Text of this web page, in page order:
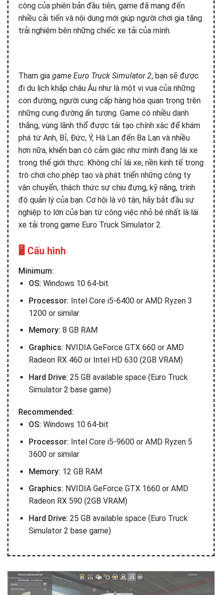
công của phiên bản đầu tiên, game đã mang đến
nhiều cải tiến và nội dung mới giúp người chơi gia tăng
trải nghiệm bên những chiếc xe tải của mình.
Tham gia game Euro Truck Simulator 2, bạn sẽ được
đi du lịch khắp châu Âu như là một vị vua của những
con đường, người cung cấp hàng hóa quan trọng trên
những cung đường ấn tượng. Game có nhiều danh
thắng, vùng lãnh thổ được tái tạo chính xác để khám
phá từ Anh, Bỉ, Đức, Ý, Hà Lan đến Ba Lan và nhiều
hơn nữa, khiến bạn có cảm giác như mình đang lái xe
trong thế giới thực. Không chỉ lái xe, nền kinh tế trong
trò chơi cho phép tạo và phát triển những công ty
vận chuyển, thách thức sự chịu đựng, kỹ năng, trình
độ quản lý của bạn. Cơ hội là vô tận, hãy bắt đầu sự
nghiệp to lớn của bạn từ công việc nhỏ bé nhất là lái
xe tải trong game Euro Truck Simulator 2.
🖥️ Cấu hình
Minimum:
OS: Windows 10 64-bit
Processor: Intel Core i5-6400 or AMD Ryzen 3
1200 or similar
Memory: 8 GB RAM
Graphics: NVIDIA GeForce GTX 660 or AMD
Radeon RX 460 or Intel HD 630 (2GB VRAM)
Hard Drive: 25 GB available space (Euro Truck
Simulator 2 base game)
Recommended:
OS: Windows 10 64-bit
Processor: Intel Core i5-9600 or AMD Ryzen 5
3600 or similar
Memory: 12 GB RAM
Graphics: NVIDIA GeForce GTX 1660 or AMD
Radeon RX 590 (2GB VRAM)
Hard Drive: 25 GB available space (Euro Truck
Simulator 2 base game)